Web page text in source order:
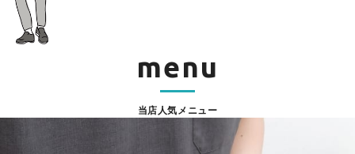
menu
当店人気メニュー